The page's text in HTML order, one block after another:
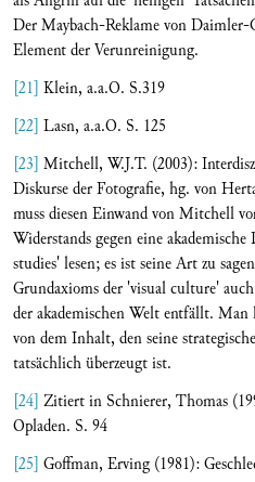
Der Maybach-Reklame von Daimler-
Element der Verunreinigung.
[21] Klein, a.a.O. S.319
[22] Lasn, a.a.O. S. 125
[23] Mitchell, W.J.T. (2003):
Diskurse der Fotografie, hg. von
muss diesen Einwand von Mitchell
Widerstands gegen eine
studies' lesen; es ist seine Art zu
Grundaxioms der 'visual culture'
der akademischen Welt entfällt.
von dem Inhalt, den seine
tatsächlich überzeugt ist.
[24] Zitiert in Schnierer, Thomas
Opladen. S. 94
[25] Goffman, Erving (1981):